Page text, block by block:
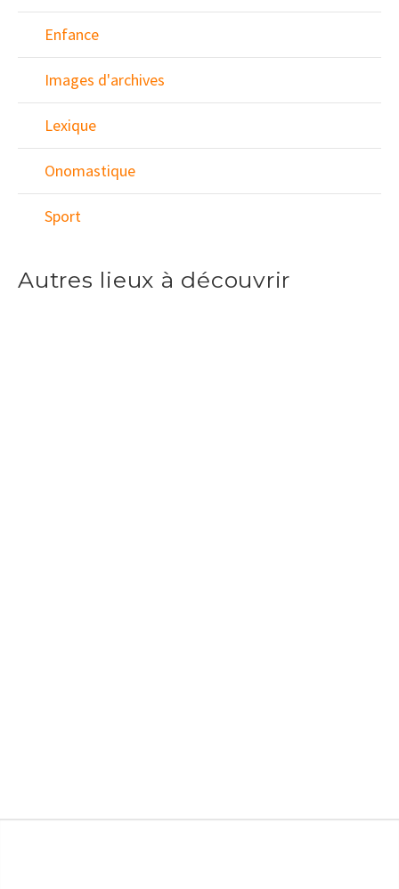
Enfance
Images d'archives
Lexique
Onomastique
Sport
Autres lieux à découvrir